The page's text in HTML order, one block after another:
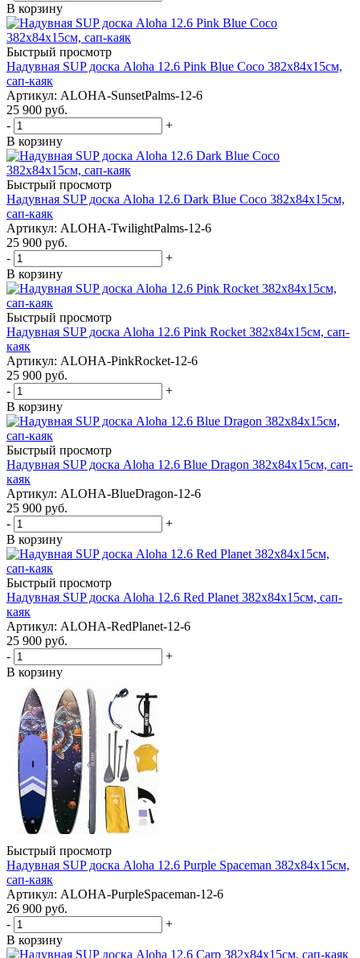
В корзину
Быстрый просмотр
Надувная SUP доска Aloha 12.6 Pink Blue Coco 382x84x15см,
сап-каяк
Артикул: ALOHA-SunsetPalms-12-6
25 900 руб.
-
+
В корзину
Быстрый просмотр
Надувная SUP доска Aloha 12.6 Dark Blue Coco 382x84x15см,
сап-каяк
Артикул: ALOHA-TwilightPalms-12-6
25 900 руб.
-
+
В корзину
Быстрый просмотр
Надувная SUP доска Aloha 12.6 Pink Rocket 382x84x15см, сап-
каяк
Артикул: ALOHA-PinkRocket-12-6
25 900 руб.
-
+
В корзину
Быстрый просмотр
Надувная SUP доска Aloha 12.6 Blue Dragon 382x84x15см, сап-
каяк
Артикул: ALOHA-BlueDragon-12-6
25 900 руб.
-
+
В корзину
Быстрый просмотр
Надувная SUP доска Aloha 12.6 Red Planet 382x84x15см, сап-
каяк
Артикул: ALOHA-RedPlanet-12-6
25 900 руб.
-
+
В корзину
Быстрый просмотр
Надувная SUP доска Aloha 12.6 Purple Spaceman 382x84x15см,
сап-каяк
Артикул: ALOHA-PurpleSpaceman-12-6
26 900 руб.
-
+
В корзину